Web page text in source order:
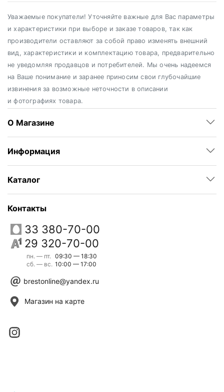
Уважаемые покупатели! Уточняйте важные для Вас параметры
и характеристики при выборе и заказе товаров, так как
производители оставляют за собой право изменять внешний
вид, характеристики и комплектацию товара, предварительно
не уведомляя продавцов и потребителей. Мы очень надеемся
на Ваше понимание и заранее приносим свои глубочайшие
извинения за возможные неточности в описании
и фотографиях товара.
О Магазине
Информация
Каталог
Контакты
33 380-70-00
29 320-70-00
пн. — пт.
сб. — вс.
09:30 — 18:30
10:00 — 17:00
brestonline@yandex.ru
Магазин на карте